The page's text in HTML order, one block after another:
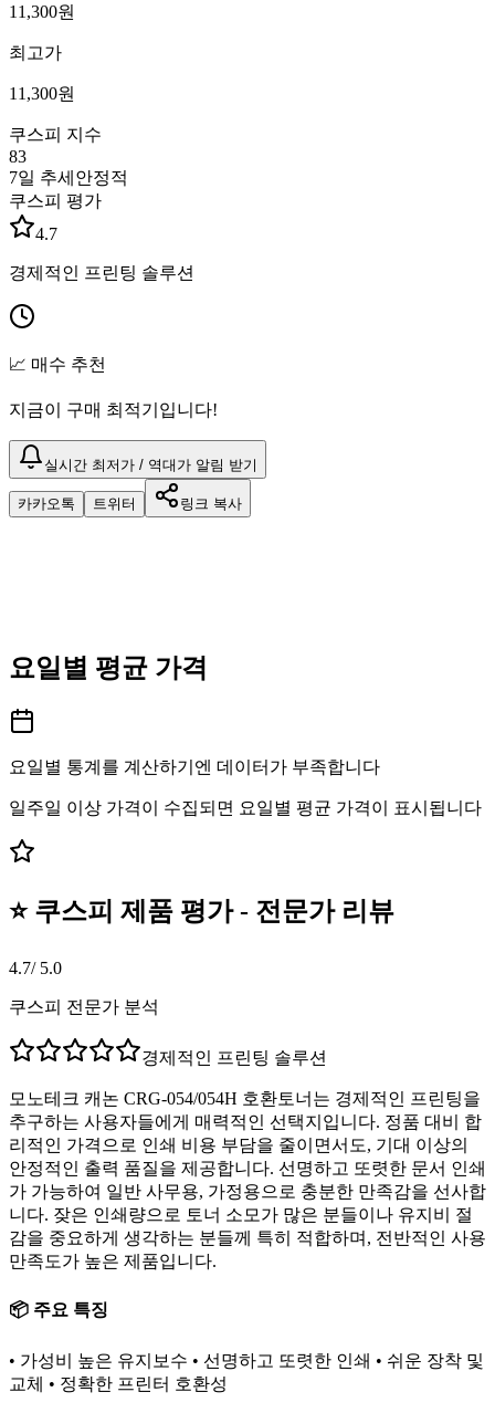
11,300원
최고가
11,300원
쿠스피 지수
83
7일 추세 안정적
쿠스피 평가
4.7
경제적인 프린팅 솔루션
📈 매수 추천
지금이 구매 최적기입니다!
실시간 최저가 / 역대가 알림 받기
카카오톡 트위터 링크 복사
요일별 평균 가격
요일별 통계를 계산하기엔 데이터가 부족합니다
일주일 이상 가격이 수집되면 요일별 평균 가격이 표시됩니다
⭐ 쿠스피 제품 평가 - 전문가 리뷰
4.7/ 5.0
쿠스피 전문가 분석
경제적인 프린팅 솔루션
모노테크 캐논 CRG-054/054H 호환토너는 경제적인 프린팅을
추구하는 사용자들에게 매력적인 선택지입니다. 정품 대비 합
리적인 가격으로 인쇄 비용 부담을 줄이면서도, 기대 이상의
안정적인 출력 품질을 제공합니다. 선명하고 또렷한 문서 인쇄
가 가능하여 일반 사무용, 가정용으로 충분한 만족감을 선사합
니다. 잦은 인쇄량으로 토너 소모가 많은 분들이나 유지비 절
감을 중요하게 생각하는 분들께 특히 적합하며, 전반적인 사용
만족도가 높은 제품입니다.
📦 주요 특징
• 가성비 높은 유지보수 • 선명하고 또렷한 인쇄 • 쉬운 장착 및
교체 • 정확한 프린터 호환성